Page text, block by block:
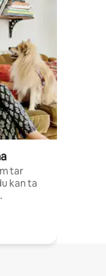
tar
kan ta